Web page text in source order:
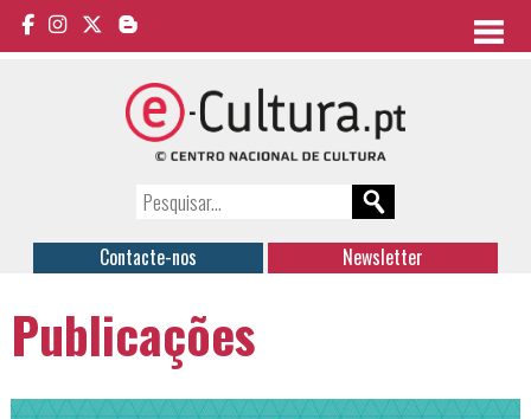
Contacte-nos Newsletter
Publicações